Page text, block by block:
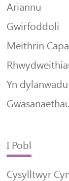
Ariannu
Gwirfoddoli
Meithrin
Yn dylanwadu
I Pobl
Cysylltwyr